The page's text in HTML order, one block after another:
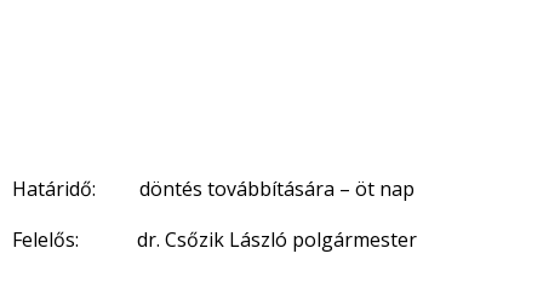
Határidő: döntés továbbítására – öt nap
Felelős: dr. Csőzik László polgármester